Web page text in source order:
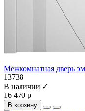
Межкомнатная дверь
13738
В наличии ✓
16 470 р
В корзину